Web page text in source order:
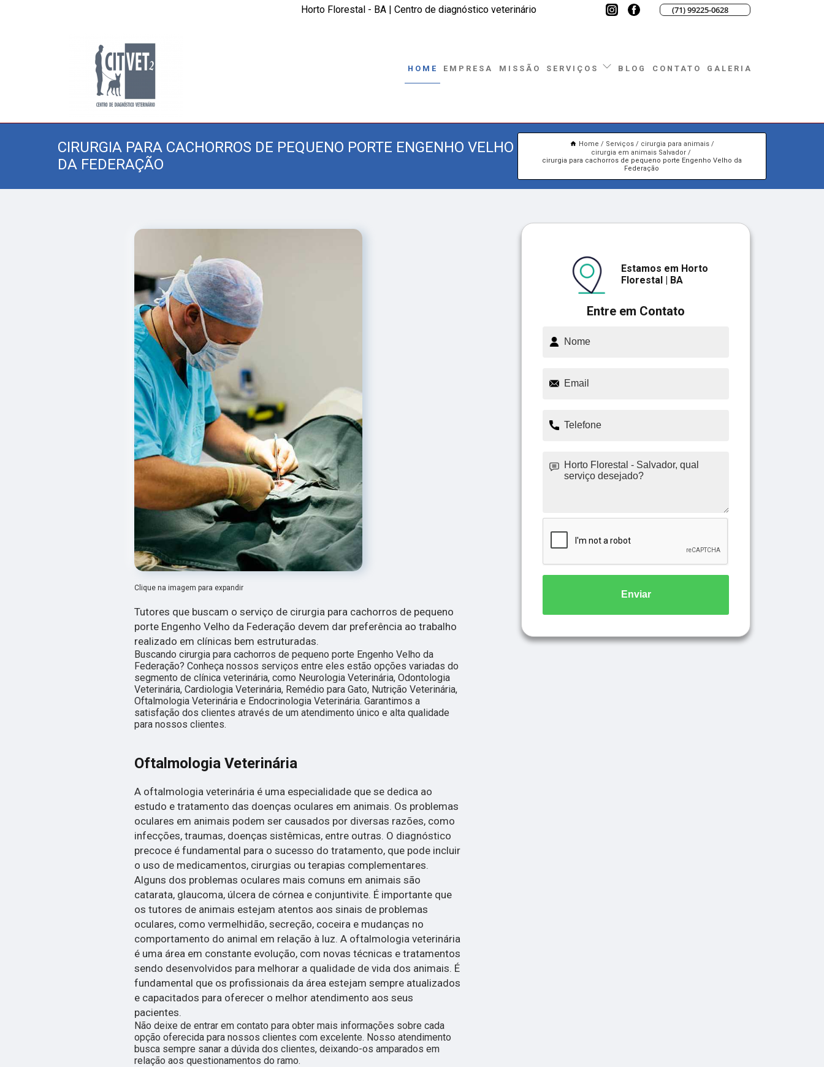
Horto Florestal - BA | Centro de diagnóstico veterinário (71) 99225-0628
HOME EMPRESA MISSÃO SERVIÇOS BLOG CONTATO GALERIA
CIRURGIA PARA CACHORROS DE PEQUENO PORTE ENGENHO VELHO
DA FEDERAÇÃO
Home Serviços
cirurgia para animais
cirurgia em animais Salvador
cirurgia para cachorros de pequeno porte Engenho Velho da
Federação
Clique na imagem para expandir
Tutores que buscam o serviço de cirurgia para cachorros de pequeno
porte Engenho Velho da Federação devem dar preferência ao trabalho
realizado em clínicas bem estruturadas.
Buscando cirurgia para cachorros de pequeno porte Engenho Velho da
Federação? Conheça nossos serviços entre eles estão opções variadas do
segmento de clínica veterinária, como Neurologia Veterinária, Odontologia
Veterinária, Cardiologia Veterinária, Remédio para Gato, Nutrição Veterinária,
Oftalmologia Veterinária e Endocrinologia Veterinária. Garantimos a
satisfação dos clientes através de um atendimento único e alta qualidade
para nossos clientes.
Oftalmologia Veterinária
A oftalmologia veterinária é uma especialidade que se dedica ao
estudo e tratamento das doenças oculares em animais. Os problemas
oculares em animais podem ser causados por diversas razões, como
infecções, traumas, doenças sistêmicas, entre outras. O diagnóstico
precoce é fundamental para o sucesso do tratamento, que pode incluir
o uso de medicamentos, cirurgias ou terapias complementares.
Alguns dos problemas oculares mais comuns em animais são
catarata, glaucoma, úlcera de córnea e conjuntivite. É importante que
os tutores de animais estejam atentos aos sinais de problemas
oculares, como vermelhidão, secreção, coceira e mudanças no
comportamento do animal em relação à luz. A oftalmologia veterinária
é uma área em constante evolução, com novas técnicas e tratamentos
sendo desenvolvidos para melhorar a qualidade de vida dos animais. É
fundamental que os profissionais da área estejam sempre atualizados
e capacitados para oferecer o melhor atendimento aos seus
pacientes.
Não deixe de entrar em contato para obter mais informações sobre cada
opção oferecida para nossos clientes com excelente. Nosso atendimento
busca sempre sanar a dúvida dos clientes, deixando-os amparados em
relação aos questionamentos do ramo.
Entre em Contato
Estamos em Horto
Florestal | BA
Enviar